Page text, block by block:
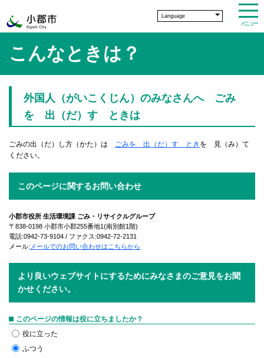
Language
メニュー
こんなときは？
外国人（がいこくじん）のみなさんへ ごみ
を 出（だ）す ときは
ごみの出（だ）し方（かた）は ごみを 出（だ）す とき を 見（み）て
ください。
このページに関するお問い合わせ
小郡市役所 生活環境課 ごみ・リサイクルグループ
〒838-0198 小郡市小郡255番地1(南別館1階)
電話:0942-73-9104 / ファクス:0942-72-2131
メール: メールでのお問い合わせはこちらから
より良いウェブサイトにするためにみなさまのご意見をお聞
かせください。
このページの情報は役に立ちましたか？
役に立った
ふつう